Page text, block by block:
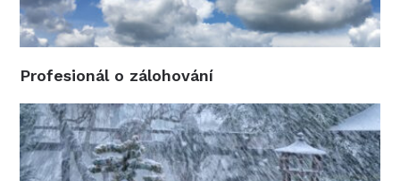
Profesionál o zálohování